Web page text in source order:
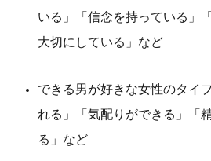
いる」「信念を持っている」
大切にしている」など
できる男が好きな女性のタイ
れる」「気配りができる」「
る」など